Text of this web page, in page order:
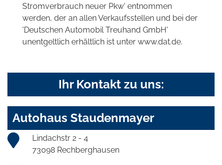
Stromverbrauch neuer Pkw' entnommen
werden, der an allen Verkaufsstellen und bei der
'Deutschen Automobil Treuhand GmbH'
unentgeltlich erhältlich ist unter www.dat.de.
Ihr Kontakt zu uns:
Autohaus Staudenmayer
Lindachstr 2 - 4
73098 Rechberghausen